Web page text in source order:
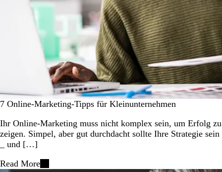
7 Online-Marketing-Tipps für Kleinunternehmen
Ihr Online-Marketing muss nicht komplex sein, um Erfolg zu
zeigen. Simpel, aber gut durchdacht sollte Ihre Strategie sein
_ und […]
Read More